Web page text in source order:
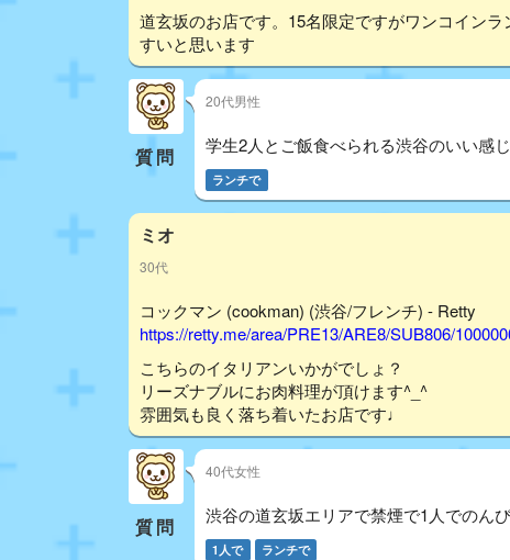
道玄坂のお店です。15名限定ですがワンコイン
すいと思います
質問
20代男性
学生2人とご飯食べられる渋谷のいい感
ランチで
ミオ
30代
コックマン (cookman) (渋谷/フレンチ) - Retty
https://retty.me/area/PRE13/ARE8/SUB806/
こちらのイタリアンいかがでしょ？
リーズナブルにお肉料理が頂けます^_^
雰囲気も良く落ち着いたお店です♩
質問
40代女性
渋谷の道玄坂エリアで禁煙で1人でのん
1人で ランチで